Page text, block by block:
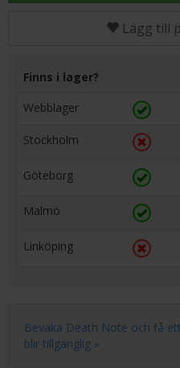
Lägg till
Finns i lager?
Webblager
Stockholm
Göteborg
Malmö
Linköping
Bevaka Death Note och få
blir tillgänglig »